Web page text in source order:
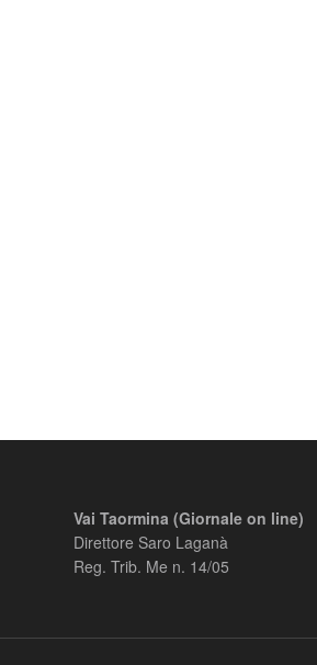
Vai Taormina (Giornale on line)
Direttore Saro Laganà
Reg. Trib. Me n. 14/05